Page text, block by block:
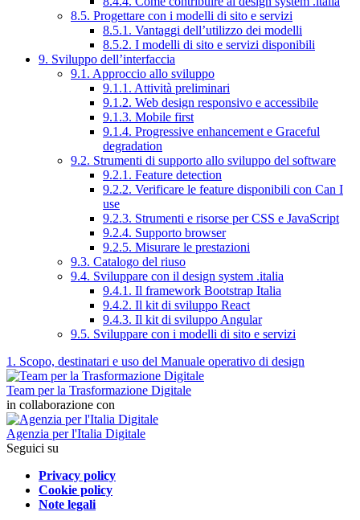
8.5. Progettare con i modelli di sito e servizi
8.5.1. Vantaggi dell’utilizzo dei modelli
8.5.2. I modelli di sito e servizi disponibili
9. Sviluppo dell’interfaccia
9.1. Approccio allo sviluppo
9.1.1. Attività preliminari
9.1.2. Web design responsivo e accessibile
9.1.3. Mobile first
9.1.4. Progressive enhancement e Graceful
degradation
9.2. Strumenti di supporto allo sviluppo del software
9.2.1. Feature detection
9.2.2. Verificare le feature disponibili con Can I
use
9.2.3. Strumenti e risorse per CSS e JavaScript
9.2.4. Supporto browser
9.2.5. Misurare le prestazioni
9.3. Catalogo del riuso
9.4. Sviluppare con il design system .italia
9.4.1. Il framework Bootstrap Italia
9.4.2. Il kit di sviluppo React
9.4.3. Il kit di sviluppo Angular
9.5. Sviluppare con i modelli di sito e servizi
1. Scopo, destinatari e uso del Manuale operativo di design
Team per la Trasformazione Digitale
in collaborazione con
Agenzia per l'Italia Digitale
Seguici su
Privacy policy
Cookie policy
Note legali